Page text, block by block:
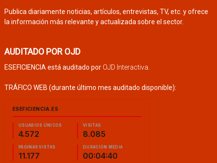
Publica diariamente noticias, artículos, entrevistas, TV, etc. y ofrece
la información más relevante y actualizada sobre el sector.
AUDITADO POR OJD
ESEFICIENCIA está auditado por OJD Interactiva
TRÁFICO WEB (durante último mes auditado disponible):